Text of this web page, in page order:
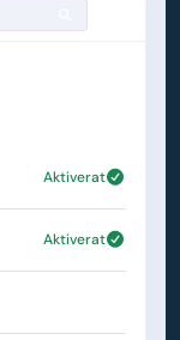
Aktiverat
Aktiverat